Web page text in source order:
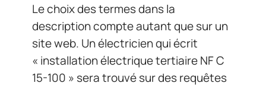
Le choix des termes dans la
description compte autant que sur un
site web. Un électricien qui écrit
« installation électrique tertiaire NF C
15-100 » sera trouvé sur des requêtes